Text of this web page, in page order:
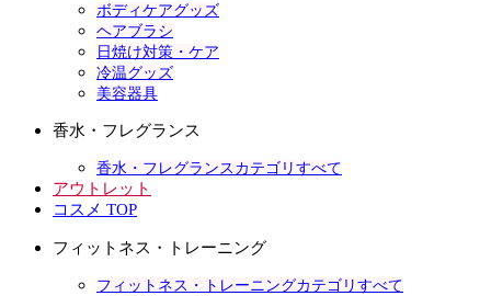
ボディケアグッズ
ヘアブラシ
日焼け対策・ケア
冷温グッズ
美容器具
香水・フレグランス
香水・フレグランスカテゴリすべて
アウトレット
コスメ TOP
フィットネス・トレーニング
フィットネス・トレーニングカテゴリすべて